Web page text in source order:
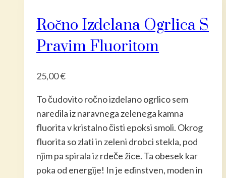
Ročno Izdelana Ogrlica S
Pravim Fluoritom
25,00€
To čudovito ročno izdelano ogrlico sem
naredila iz naravnega zelenega kamna
fluorita v kristalno čisti epoksi smoli. Okrog
fluorita so zlati in zeleni drobci stekla, pod
njim pa spirala iz rdeče žice. Ta obesek kar
poka od energije! In je edinstven, moden in